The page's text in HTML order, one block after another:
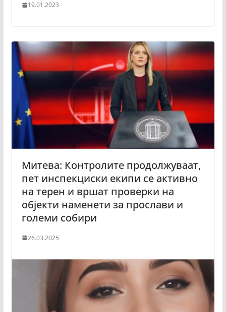
19.01.2023
Митева: Контролите продолжуваат,
пет инспекциски екипи се активно
на терен и вршат проверки на
објекти наменети за прослави и
големи собири
26.03.2025